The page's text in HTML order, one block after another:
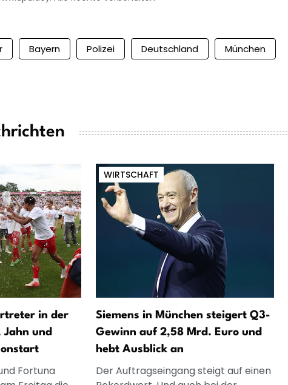
Bayern Polizei Deutschland München
in der
und
Fortuna
WIRTSCHAFT
Siemens in München steigert Q3-
Gewinn auf 2,58 Mrd. Euro und
hebt Ausblick an
Der Auftragseingang steigt auf einen